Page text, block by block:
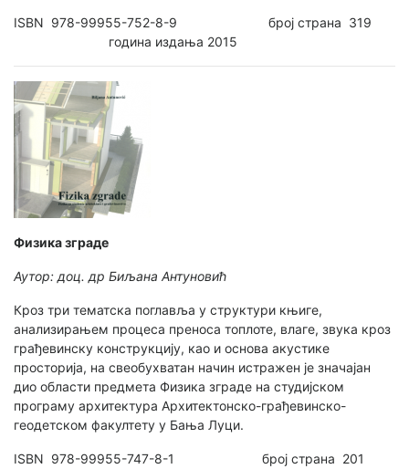
ISBN 978-99955-752-8-9 број страна 319
година издања 2015
Физика зграде
Аутор: доц. др Биљана Антуновић
Кроз три тематска поглавља у структури књиге,
анализирањем процеса преноса топлоте, влаге, звука кроз
грађевинску конструкцију, као и основа акустике
просторија, на свеобухватан начин истражен је значајан
дио области предмета Физика зграде на студијском
програму архитектура Архитектонско-грађевинско-
геодетском факултету у Бања Луци.
ISBN 978-99955-747-8-1 број страна 201